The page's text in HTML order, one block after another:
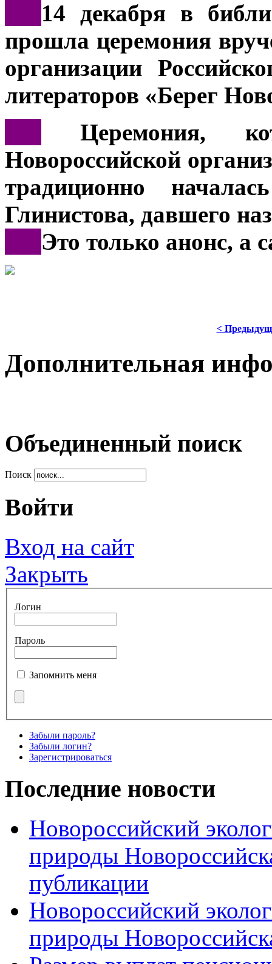
14 декабря в
прошла церемония
организации
литераторов «Берег
Церемония,
Новороссийской
традиционно
Глинистова, давшего
Это только анонс, а
<
Дополнительная
Объединенный поиск
Поиск
Войти
Вход на сайт
Закрыть
Логин
Пароль
Запомнить меня
Забыли пароль?
Забыли логин?
Зарегистрироваться
Последние новости
Новороссийский
природы
публикации
Новороссийский
природы